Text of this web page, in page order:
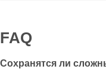
FAQ
Сохранятся ли